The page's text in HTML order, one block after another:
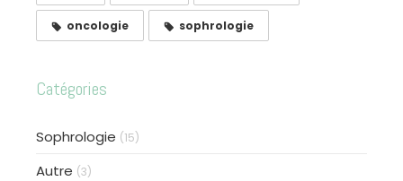
oncologie sophrologie
Catégories
Sophrologie (15)
Autre (3)